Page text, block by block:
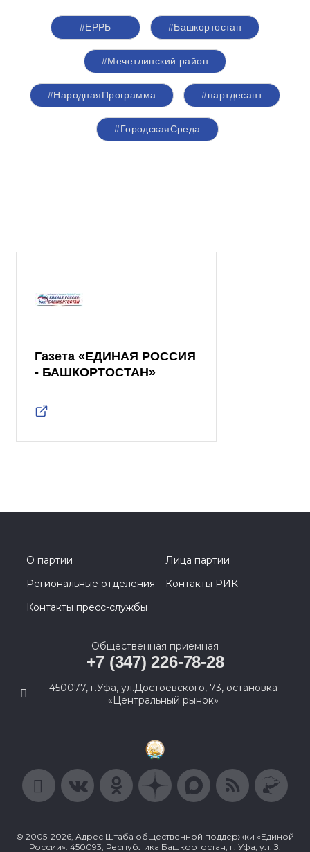
#ЕРРБ #Башкортостан
#Мечетлинский район
#НароднаяПрограмма #партдесант
#ГородскаяСреда
Газета «ЕДИНАЯ РОССИЯ
- БАШКОРТОСТАН»
О партии
Лица партии
Региональные отделения
Контакты РИК
Контакты пресс-службы
Общественная приемная
+7 (347) 226-78-28
450077, г.Уфа, ул.Достоевского, 73, остановка
«Центральный рынок»
© 2005-2026, Адрес Штаба общественной поддержки «Единой
России»: 450093, Республика Башкортостан, г. Уфа, ул. З.